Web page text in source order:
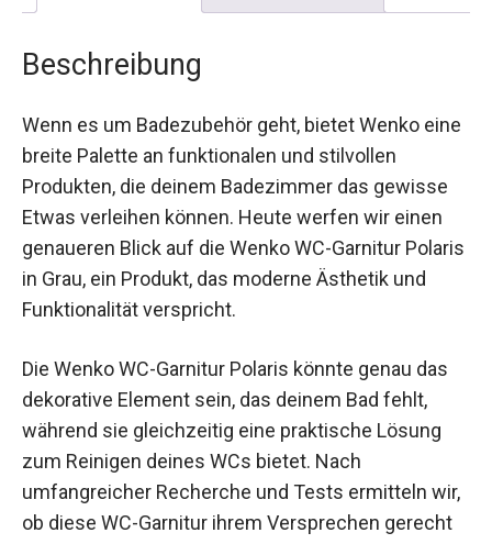
Beschreibung
Wenn es um Badezubehör geht, bietet Wenko eine
breite Palette an funktionalen und stilvollen
Produkten, die deinem Badezimmer das gewisse
Etwas verleihen können. Heute werfen wir einen
genaueren Blick auf die Wenko WC-Garnitur Polaris
in Grau, ein Produkt, das moderne Ästhetik und
Funktionalität verspricht.
Die Wenko WC-Garnitur Polaris könnte genau das
dekorative Element sein, das deinem Bad fehlt,
während sie gleichzeitig eine praktische Lösung
zum Reinigen deines WCs bietet. Nach
umfangreicher Recherche und Tests ermitteln wir,
ob diese WC-Garnitur ihrem Versprechen gerecht